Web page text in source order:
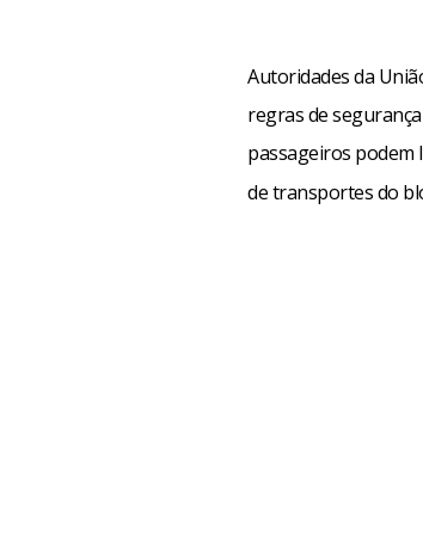
Autoridades da
regras de
passageiros podem
de transportes do